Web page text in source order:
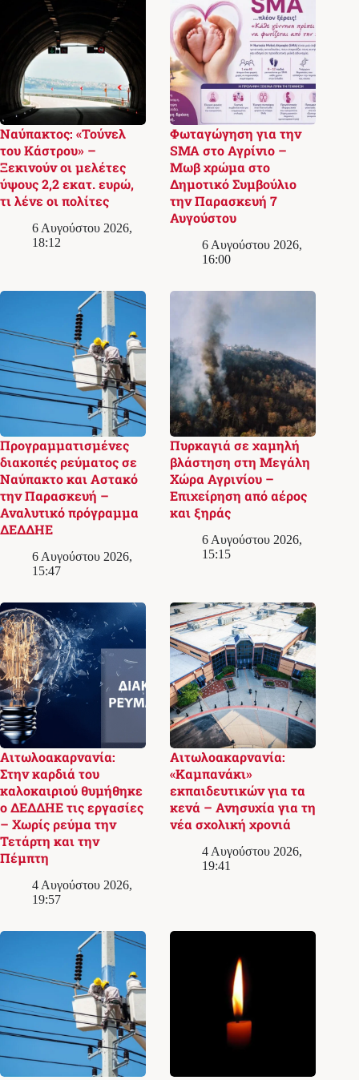
Ναύπακτος: «Τούνελ
του Κάστρου» –
Ξεκινούν οι μελέτες
ύψους 2,2 εκατ. ευρώ,
τι λένε οι πολίτες
6 Αυγούστου 2026,
18:12
Φωταγώγηση για την
SMA στο Αγρίνιο –
Μωβ χρώμα στο
Δημοτικό Συμβούλιο
την Παρασκευή 7
Αυγούστου
6 Αυγούστου 2026,
16:00
Προγραμματισμένες
διακοπές ρεύματος σε
Ναύπακτο και Αστακό
την Παρασκευή –
Αναλυτικό πρόγραμμα
ΔΕΔΔΗΕ
6 Αυγούστου 2026,
15:47
Πυρκαγιά σε χαμηλή
βλάστηση στη Μεγάλη
Χώρα Αγρινίου –
Επιχείρηση από αέρος
και ξηράς
6 Αυγούστου 2026,
15:15
Αιτωλοακαρνανία:
Στην καρδιά του
καλοκαιριού θυμήθηκε
ο ΔΕΔΔΗΕ τις εργασίες
– Χωρίς ρεύμα την
Τετάρτη και την
Πέμπτη
4 Αυγούστου 2026,
19:57
Αιτωλοακαρνανία:
«Καμπανάκι»
εκπαιδευτικών για τα
κενά – Ανησυχία για τη
νέα σχολική χρονιά
4 Αυγούστου 2026,
19:41